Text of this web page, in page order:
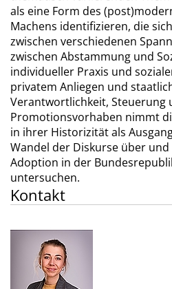
als eine Form des
Machens identifizieren, die
zwischen verschiedenen
zwischen Abstammung und
individueller Praxis und
privatem Anliegen und
Verantwortlichkeit, Steuerung
Promotionsvorhaben nimmt
in ihrer Historizität als
Wandel der Diskurse über
Adoption in der
untersuchen.
Kontakt